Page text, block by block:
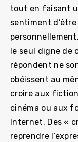
tout en faisant
sentiment
le seul digne de
répondent ne
obéissent au
croire aux
cinéma ou aux
Internet. Des «
reprendre